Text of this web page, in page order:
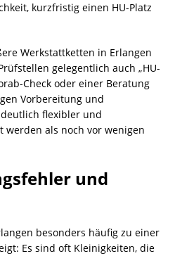
kurzfristig einen HU-Platz
Werkstattketten in Erlangen
gelegentlich auch „HU-
Check oder einer Beratung
Vorbereitung und
flexibler und
als noch vor wenigen
und
besonders häufig zu einer
Es sind oft Kleinigkeiten, die